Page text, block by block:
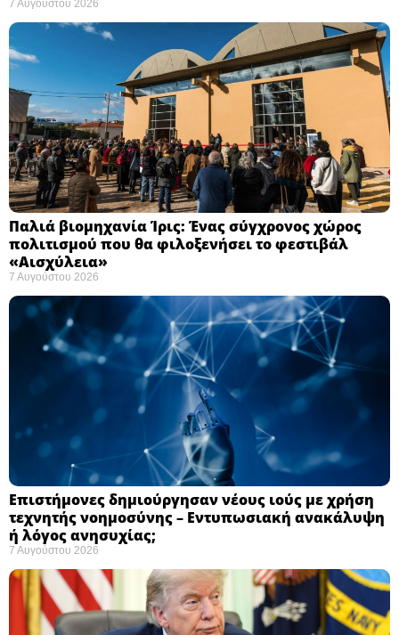
7 Αυγούστου 2026
Παλιά βιομηχανία Ίρις: Ένας σύγχρονος χώρος
πολιτισμού που θα φιλοξενήσει το φεστιβάλ
«Αισχύλεια» ​
7 Αυγούστου 2026
Επιστήμονες δημιούργησαν νέους ιούς με χρήση
τεχνητής νοημοσύνης – Εντυπωσιακή ανακάλυψη
ή λόγος ανησυχίας; ​
7 Αυγούστου 2026